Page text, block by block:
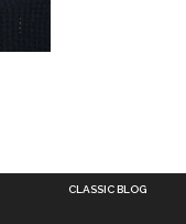
CLASSIC BLOG